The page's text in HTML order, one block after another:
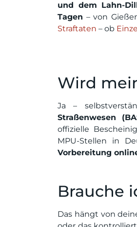
und dem Lahn-
Tagen – von
Straftaten – ob
Wird
Ja –
Straßenwesen
offizielle
MPU-Stellen in
Vorbereitung
Brauche
Das hängt von